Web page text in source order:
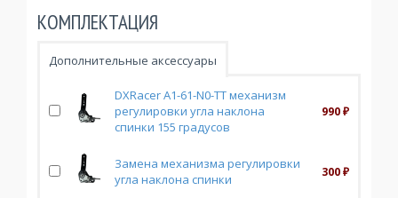
КОМПЛЕКТАЦИЯ
Дополнительные аксессуары
DXRacer A1-61-N0-TT механизм
регулировки угла наклона
спинки 155 градусов
990₽
Замена механизма регулировки
угла наклона спинки
300₽